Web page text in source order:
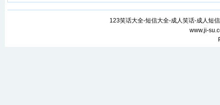
123笑话大全-短信大全-成人笑话-成人短
www.ji-